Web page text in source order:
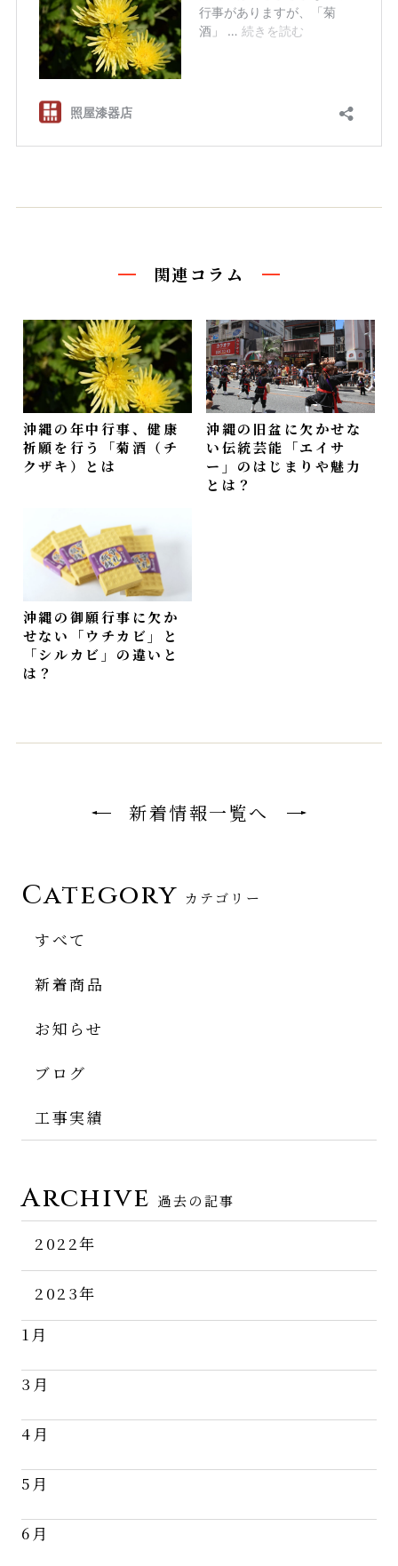
関連コラム
沖縄の年中行事、健康
祈願を行う「菊酒（チ
クザキ）とは
沖縄の旧盆に欠かせな
い伝統芸能「エイサ
ー」のはじまりや魅力
とは？
沖縄の御願行事に欠か
せない「ウチカビ」と
「シルカビ」の違いと
は？
新着情報一覧へ
Category カテゴリー
すべて
新着商品
お知らせ
ブログ
工事実績
Archive 過去の記事
2022年
11月
12月
2023年
1月
3月
4月
5月
6月